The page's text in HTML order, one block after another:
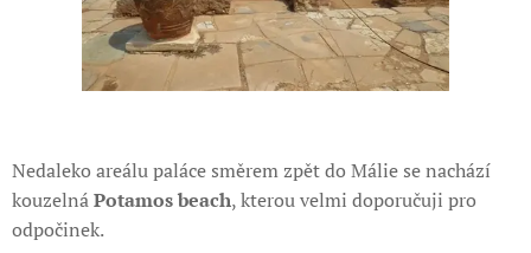
Nedaleko areálu paláce směrem zpět do Málie se nachází
kouzelnáPotamos beach, kterou velmi doporučuji pro
odpočinek.